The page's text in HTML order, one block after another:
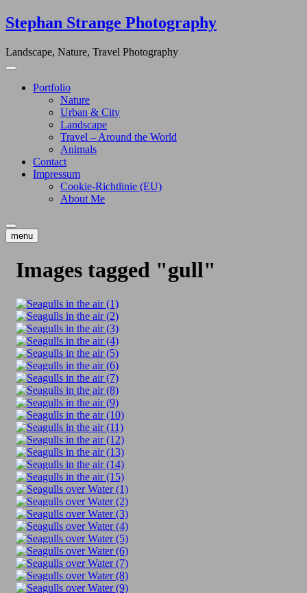
Skip
to
Stephan Strange Photography
Landscape, Nature, Travel Photography
Portfolio
Nature
Urban & City
Landscape
Travel – Around the World
Animals
Contact
Impressum
Cookie-Richtlinie (EU)
About Me
menu
Images tagged "gull"